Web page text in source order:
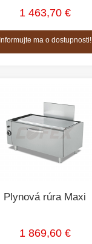
1 463,70 €
Informujte ma o dostupnosti!
Plynová rúra Maxi
1 869,60 €